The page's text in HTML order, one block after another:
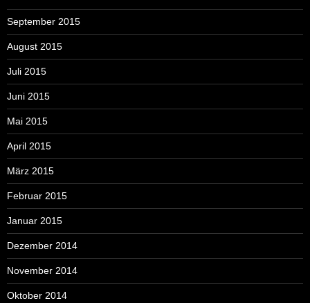
September 2015
August 2015
Juli 2015
Juni 2015
Mai 2015
April 2015
März 2015
Februar 2015
Januar 2015
Dezember 2014
November 2014
Oktober 2014